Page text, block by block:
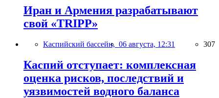
Иран и Армения разрабатывают
свой «TRIPP»
Каспийский бассейн, 06 августа, 12:31 307
Каспий отступает: комплексная
оценка рисков, последствий и
уязвимостей водного баланса